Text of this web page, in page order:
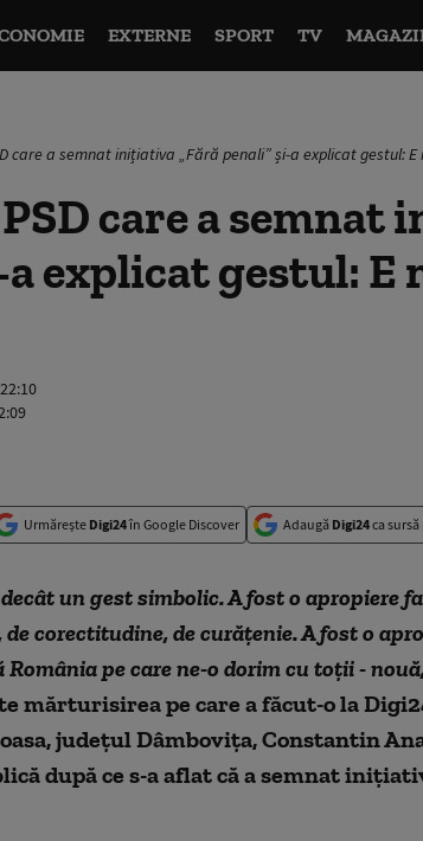
EXTERNE SPORT TV
care a semnat inițiativa „Fără penali” și-a explicat gestul:
care a semnat
explicat gestul: E
Urmărește Digi24în Google Discover Adaugă Digi24ca
un gest simbolic. A fost o apropiere
corectitudine, de curățenie. A fost o
România pe care ne-o dorim cu toții -
mărturisirea pe care a făcut-o la
județul Dâmbovița, Constantin
după ce s-a aflat că a semnat